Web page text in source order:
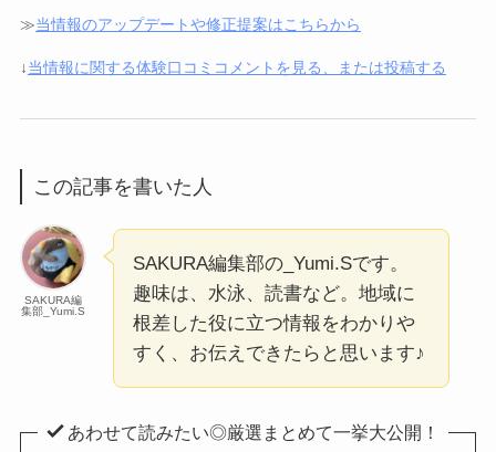
≫当情報のアップデートや修正提案はこちらから
↓当情報に関する体験口コミコメントを見る、または投稿する
この記事を書いた人
SAKURA編
集部_Yumi.S
SAKURA編集部の_Yumi.Sです。
趣味は、水泳、読書など。地域に
根差した役に立つ情報をわかりや
すく、お伝えできたらと思います♪
あわせて読みたい◎厳選まとめて一挙大公開！